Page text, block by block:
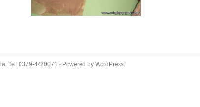
Tel: 0379-4420071 - Powered by WordPress.